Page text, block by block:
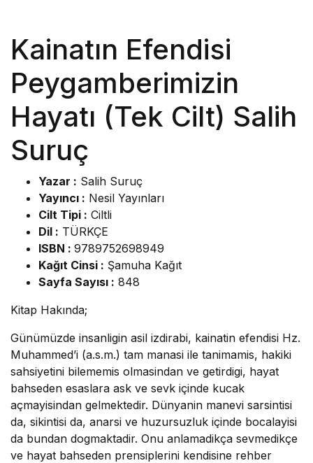
Kainatın Efendisi
Peygamberimizin
Hayatı (Tek Cilt) Salih
Suruç
Yazar : Salih Suruç
Yayıncı : Nesil Yayınları
Cilt Tipi : Ciltli
Dil : TÜRKÇE
ISBN : 9789752698949
Kağıt Cinsi : Şamuha Kağıt
Sayfa Sayısı : 848
Kitap Hakında;
Günümüzde insanligin asil izdirabi, kainatin efendisi Hz.
Muhammed’i (a.s.m.) tam manasi ile tanimamis, hakiki
sahsiyetini bilememis olmasindan ve getirdigi, hayat
bahseden esaslara ask ve sevk içinde kucak
açmayisindan gelmektedir. Dünyanin manevi sarsintisi
da, sikintisi da, anarsi ve huzursuzluk içinde bocalayisi
da bundan dogmaktadir. Onu anlamadikça sevmedikçe
ve hayat bahseden prensiplerini kendisine rehber